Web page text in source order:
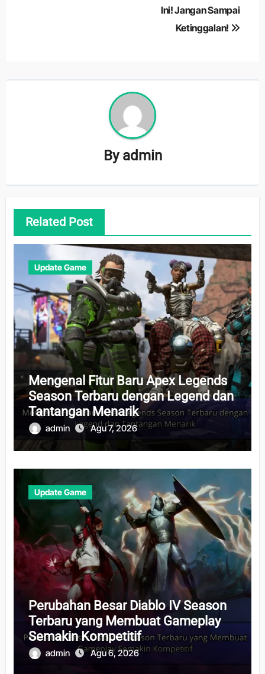
Ini! Jangan Sampai
Ketinggalan!
By admin
Related Post
Update Game
Mengenal Fitur Baru Apex Legends
Season Terbaru dengan Legend dan
Tantangan Menarik
admin Agu 7, 2026
Update Game
Perubahan Besar Diablo IV Season
Terbaru yang Membuat Gameplay
Semakin Kompetitif
admin Agu 6, 2026